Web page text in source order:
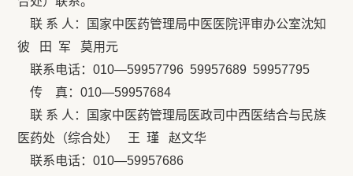
联 系 人：国家中医药管理局中医医院评审办公室沈知
彼 田 军 莫用元
联系电话：010—59957796 59957689 59957795
传 真：010—59957684
联 系 人：国家中医药管理局医政司中西医结合与民族
医药处（综合处） 王 瑾 赵文华
联系电话：010—59957686